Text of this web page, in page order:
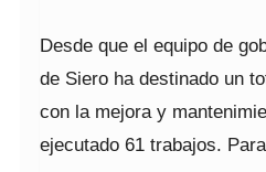
Desde que el equipo de
de Siero ha destinado un
con la mejora y
ejecutado 61 trabajos.